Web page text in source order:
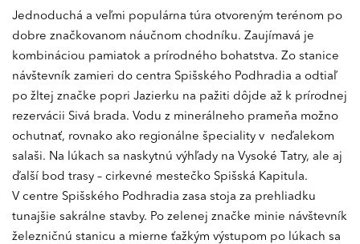
Jednoduchá a veľmi populárna túra otvoreným terénom po
dobre značkovanom náučnom chodníku. Zaujímavá je
kombináciou pamiatok a prírodného bohatstva. Zo stanice
návštevník zamieri do centra Spišského Podhradia a odtiaľ
po žltej značke popri Jazierku na pažiti dôjde až k prírodnej
rezervácii Sivá brada. Vodu z minerálneho prameňa možno
ochutnať, rovnako ako regionálne špeciality v neďalekom
salaši. Na lúkach sa naskytnú výhľady na Vysoké Tatry, ale aj
ďalší bod trasy – cirkevné mestečko Spišská Kapitula.
V centre Spišského Podhradia zasa stoja za prehliadku
tunajšie sakrálne stavby. Po zelenej značke minie návštevník
železničnú stanicu a mierne ťažkým výstupom po lúkach sa